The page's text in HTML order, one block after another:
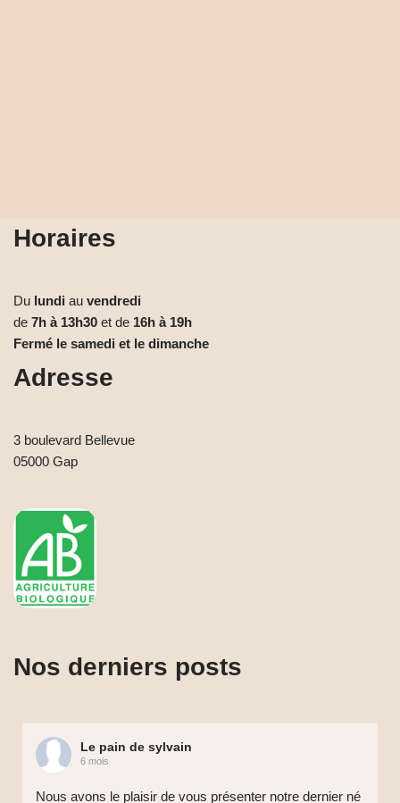
Horaires
Du lundi au vendredi
de 7h à 13h30 et de 16h à 19h
Fermé le samedi et le dimanche
Adresse
3 boulevard Bellevue
05000 Gap
Nos derniers posts
Le pain de sylvain
6 mois
Nous avons le plaisir de vous présenter notre dernier né